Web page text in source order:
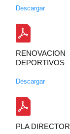
Descargar
DEPORTIVOS
Descargar
PLA